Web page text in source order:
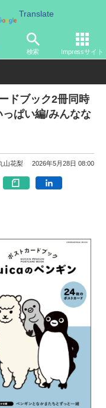
Translate
検索 Impressサイト
ズ キャラクター
ドブック2冊同時
ぱい編/みんなな
山花梨 2026年5月28日 08:00